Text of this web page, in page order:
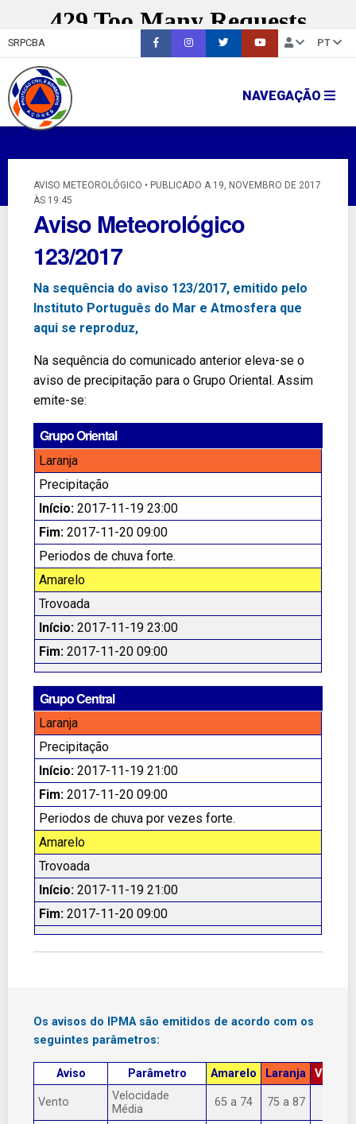
SRPCBA PT
NAVEGAÇÃO
AVISO METEOROLÓGICO • PUBLICADO A 19, NOVEMBRO DE 2017
ÀS 19:45
Aviso Meteorológico
123/2017
Na sequência do aviso 123/2017, emitido pelo
Instituto Português do Mar e Atmosfera que
aqui se reproduz,
Na sequência do comunicado anterior eleva-se o
aviso de precipitação para o Grupo Oriental. Assim
emite-se:
Grupo Oriental
Laranja
Precipitação
Início: 2017-11-19 23:00
Fim: 2017-11-20 09:00
Periodos de chuva forte.
Amarelo
Trovoada
Início: 2017-11-19 23:00
Fim: 2017-11-20 09:00
Grupo Central
Laranja
Precipitação
Início: 2017-11-19 21:00
Fim: 2017-11-20 09:00
Periodos de chuva por vezes forte.
Amarelo
Trovoada
Início: 2017-11-19 21:00
Fim: 2017-11-20 09:00
Os avisos do IPMA são emitidos de acordo com os
seguintes parâmetros:
Aviso Parâmetro Amarelo Laranja
Vento
Velocidade
Média
65 a 74 75 a 87